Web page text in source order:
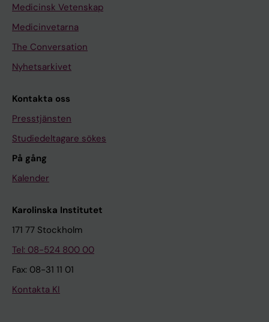
Medicinsk Vetenskap
Medicinvetarna
The Conversation
Nyhetsarkivet
Kontakta oss
Presstjänsten
Studiedeltagare sökes
På gång
Kalender
Karolinska Institutet
171 77 Stockholm
Tel: 08-524 800 00
Fax: 08-31 11 01
Kontakta KI